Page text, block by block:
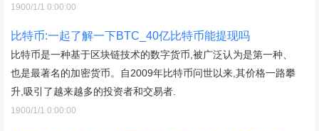
1900/1/1 0:00:00
比特币:一起了解一下BTC_40亿比特币能提现吗
比特币是一种基于区块链技术的数字货币,被广泛认为是第一种、
也是最著名的加密货币。自2009年比特币问世以来,其价格一路攀
升,吸引了越来越多的投资者和交易者.
1900/1/1 0:00:00